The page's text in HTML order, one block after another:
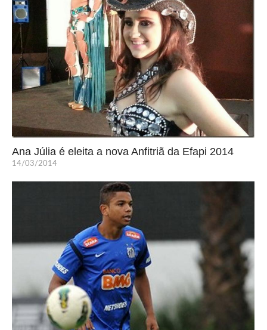
Ana Júlia é eleita a nova Anfitriã da Efapi 2014
14/03/2014